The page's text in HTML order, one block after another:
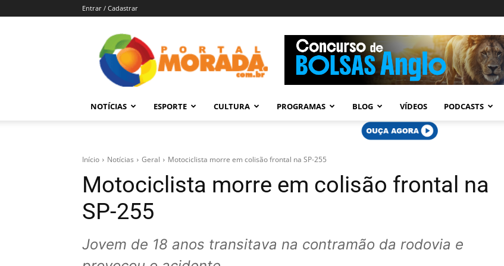
Entrar / Cadastrar
Morada
–
Araraquara
NOTÍCIAS ESPORTE CULTURA PROGRAMAS BLOG VÍDEOS PODCASTS
Início Notícias Geral Motociclista morre em colisão frontal na SP-255
Motociclista morre em colisão frontal na
SP-255
Jovem de 18 anos transitava na contramão da rodovia e